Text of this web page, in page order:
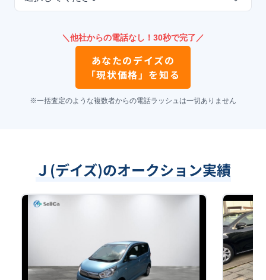
＼他社からの電話なし！30秒で完了／
あなたのデイズの
「現状価格」を知る
※一括査定のような複数者からの電話ラッシュは一切ありません
Ｊ(デイズ)のオークション実績